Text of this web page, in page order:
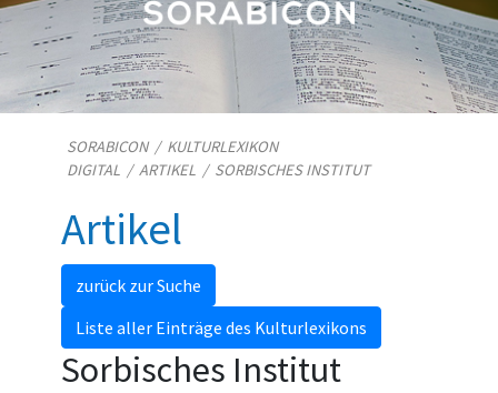
SORABICON/ KULTURLEXIKON
DIGITAL / ARTIKEL / SORBISCHES INSTITUT
Artikel
zurück zur Suche
Liste aller Einträge des Kulturlexikons
Sorbisches Institut